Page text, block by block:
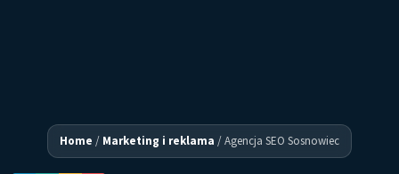
Home / Marketing i reklama /Agencja SEO Sosnowiec